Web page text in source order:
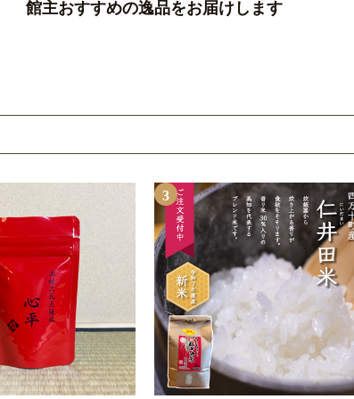
館主おすすめの逸品をお届けします
3